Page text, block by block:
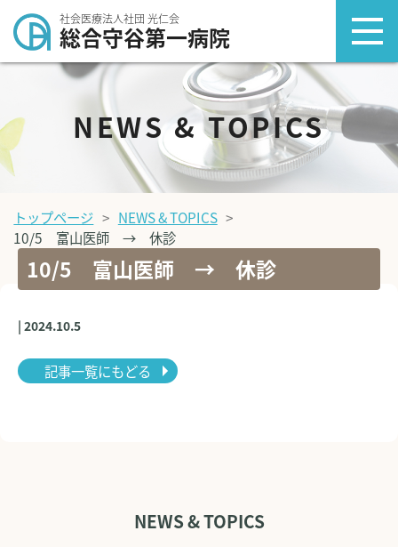
社会医療法人社団 光仁会
総合守谷第一病院
NEWS & TOPICS
トップページ
NEWS & TOPICS
10/5 富山医師 → 休診
10/5 富山医師 → 休診
| 2024.10.5
記事一覧にもどる
NEWS & TOPICS